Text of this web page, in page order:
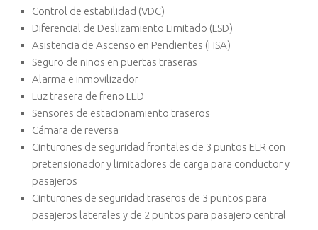
Control de estabilidad (VDC)
Diferencial de Deslizamiento Limitado (LSD)
Asistencia de Ascenso en Pendientes (HSA)
Seguro de niños en puertas traseras
Alarma e inmovilizador
Luz trasera de freno LED
Sensores de estacionamiento traseros
Cámara de reversa
Cinturones de seguridad frontales de 3 puntos ELR con
pretensionador y limitadores de carga para conductor y
pasajeros
Cinturones de seguridad traseros de 3 puntos para
pasajeros laterales y de 2 puntos para pasajero central